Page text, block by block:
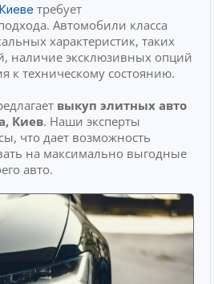
требует
Автомобили класса
характеристик, таких
наличие эксклюзивных опций
к техническому состоянию.
выкуп элитных авто
Киев. Наши эксперты
что дает возможность
на максимально выгодные
авто.